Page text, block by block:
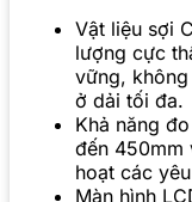
Vật liệu sợi
lượng cực
vững,
ở dải tối đa.
Khả năng
đến 450mm
hoạt các
Màn hình